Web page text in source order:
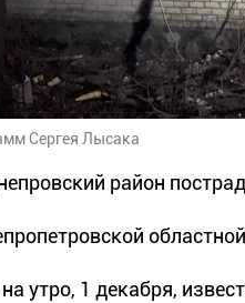
Сергея Лысака
район
утро, 1 декабря,